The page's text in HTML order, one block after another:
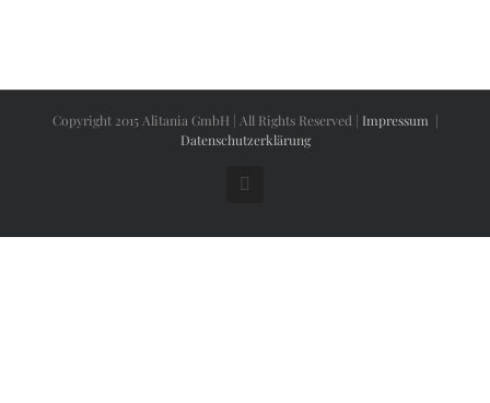
Copyright 2015 Alitania GmbH | All Rights Reserved | Impressum |
Datenschutzerklärung